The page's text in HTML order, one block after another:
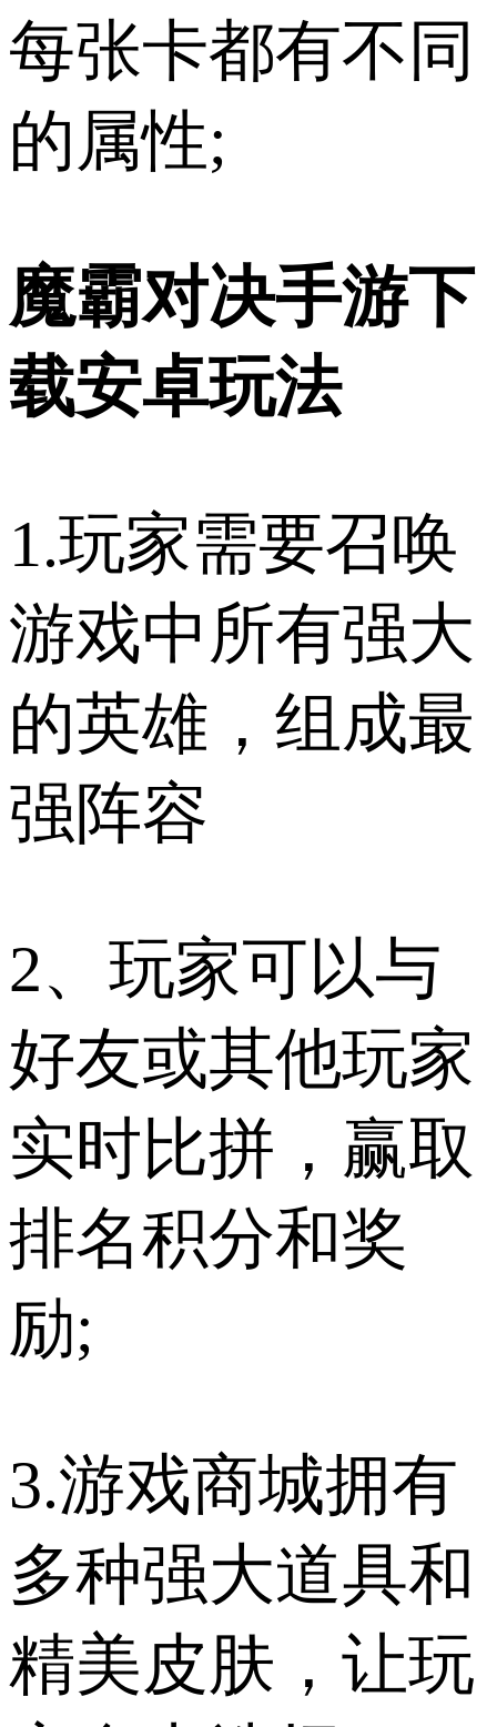
每张卡都有不同
的属性;
魔霸对决手游下
载安卓玩法
1.玩家需要召唤
游戏中所有强大
的英雄，组成最
强阵容
2、玩家可以与
好友或其他玩家
实时比拼，赢取
排名积分和奖
励;
3.游戏商城拥有
多种强大道具和
精美皮肤，让玩